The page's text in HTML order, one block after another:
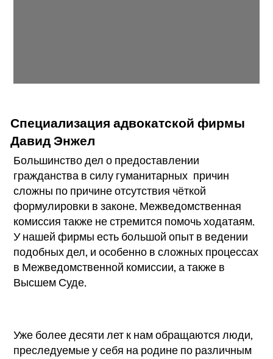
Специализация адвокатской фирмы
Давид Энжел
Большинство дел о предоставлении
гражданства в силу гуманитарных причин
сложны по причине отсутствия чёткой
формулировки в законе. Межведомственная
комиссия также не стремится помочь ходатаям.
У нашей фирмы есть большой опыт в ведении
подобных дел, и особенно в сложных процессах
в Межведомственной комиссии, а также в
Высшем Суде.
Уже более десяти лет к нам обращаются люди,
преследуемые у себя на родине по различным